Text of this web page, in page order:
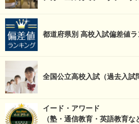
都道府県別 高校入試偏差値
全国公立高校入試（過去入試
イード・アワード
（塾・通信教育・英語教育